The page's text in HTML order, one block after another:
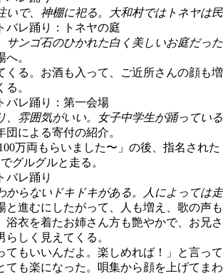
いで、神棚に祀る。大和村ではトネヤは
サンゴ石のひかれた白く美しいお庭だっ
。
くる。お酒も入って、ご近所さんの顔も増
。
、雰囲気がいい。女子中学生が踊ってい
による寄付の紹介。
万両もらいました〜」の後、指名された
グルグルと走る。
からないドキドキがある。人によっては
と進むにしたがって、人も増え、歌の声も
浴衣を着たお姉さん方も艶やかで、お兄さ
しく見えてくる。
てもいいんだよ。楽しめれば！」と言って
ても楽になった。唄集から顔を上げてまわ